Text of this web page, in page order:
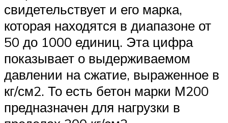
свидетельствует и его марка,
которая находятся в диапазоне от
50 до 1000 единиц. Эта цифра
показывает о выдерживаемом
давлении на сжатие, выраженное в
кг/см2. То есть бетон марки М200
предназначен для нагрузки в